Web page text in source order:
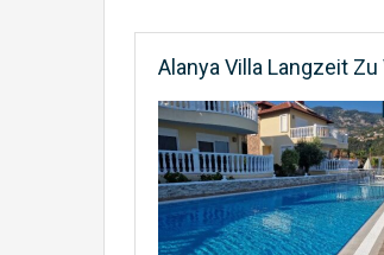
Alanya Villa Langzeit